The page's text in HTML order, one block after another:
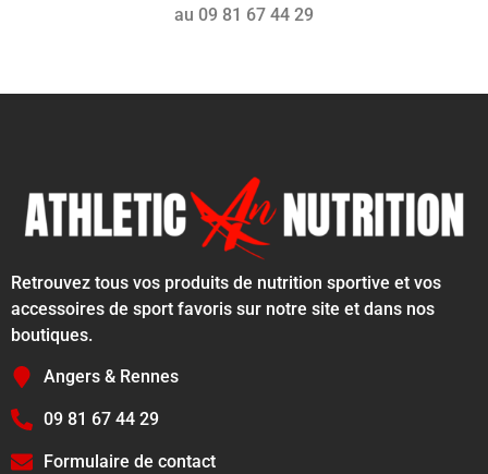
au 09 81 67 44 29
Retrouvez tous vos produits de nutrition sportive et vos
accessoires de sport favoris sur notre site et dans nos
boutiques.
Angers & Rennes
09 81 67 44 29
Formulaire de contact